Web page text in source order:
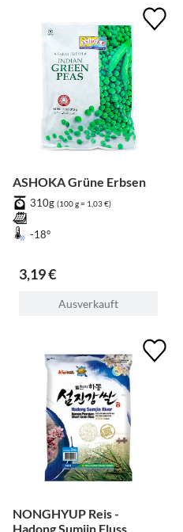
ASHOKA Grüne Erbsen
310g (100 g = 1,03 €)
-18°
3,19 €
Ausverkauft
NONGHYUP Reis -
Hadong Sumjin Fluss